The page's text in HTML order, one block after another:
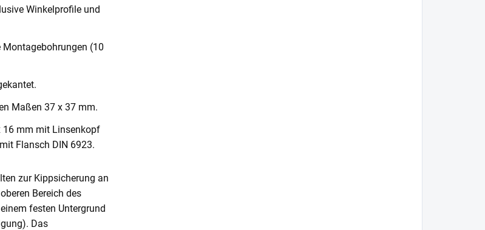
Winkelprofile und
Montagebohrungen (10
Maßen 37 x 37 mm.
16 mm mit Linsenkopf
Flansch DIN 6923.
zur Kippsicherung an
Bereich des
festen Untergrund
Das